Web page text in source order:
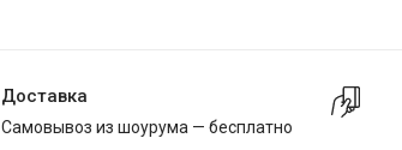
Доставка
Самовывоз из шоурума — бесплатно